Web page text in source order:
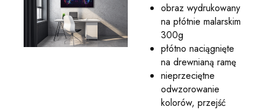
obraz wydrukowany
na płótnie malarskim
300g
płótno naciągnięte
na drewnianą ramę
nieprzeciętne
odwzorowanie
kolorów, przejść